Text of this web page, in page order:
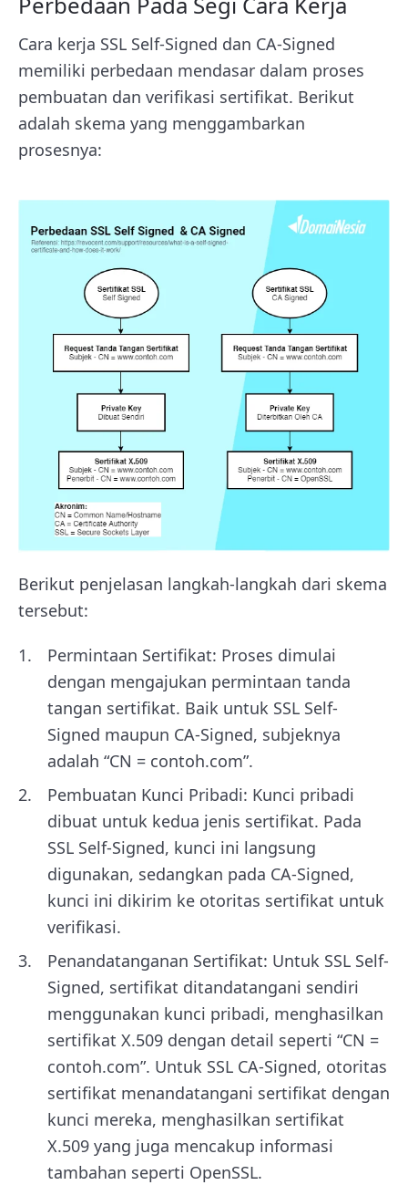
Cara kerja SSL Self-Signed dan CA-Signed
memiliki perbedaan mendasar dalam proses
pembuatan dan verifikasi sertifikat. Berikut
adalah skema yang menggambarkan
prosesnya:
Berikut penjelasan langkah-langkah dari skema
tersebut:
Permintaan Sertifikat: Proses dimulai
dengan mengajukan permintaan tanda
tangan sertifikat. Baik untuk SSL Self-
Signed maupun CA-Signed, subjeknya
adalah “CN = contoh.com”.
Pembuatan Kunci Pribadi: Kunci pribadi
dibuat untuk kedua jenis sertifikat. Pada
SSL Self-Signed, kunci ini langsung
digunakan, sedangkan pada CA-Signed,
kunci ini dikirim ke otoritas sertifikat untuk
verifikasi.
Penandatanganan Sertifikat: Untuk SSL Self-
Signed, sertifikat ditandatangani sendiri
menggunakan kunci pribadi, menghasilkan
sertifikat X.509 dengan detail seperti “CN =
contoh.com”. Untuk SSL CA-Signed, otoritas
sertifikat menandatangani sertifikat dengan
kunci mereka, menghasilkan sertifikat
X.509 yang juga mencakup informasi
tambahan seperti OpenSSL.